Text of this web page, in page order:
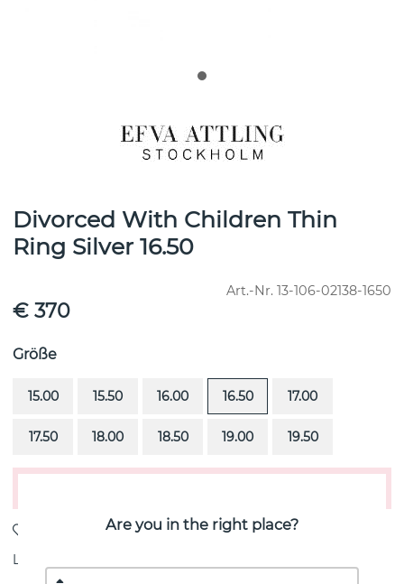
Divorced With Children Thin
Ring Silver 16.50
Art.-Nr. 13-106-02138-1650
€ 370
Größe
15.00 15.50 16.00 16.50 17.00
17.50 18.00 18.50 19.00 19.50
Lieferung:
Are you in the right place?